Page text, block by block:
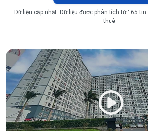
Dữ liệu cập nhật: Dữ liệu được phân tích từ 165
thuê